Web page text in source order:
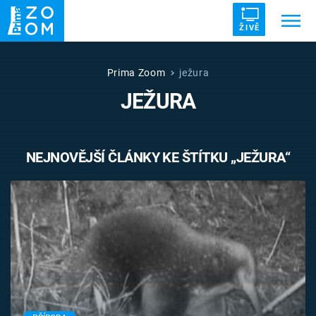
ŽIVĚ
UFO DRUHÁ SVĚTOVÁ VÁLKA
VETŘELCI DÁVNOVĚKU
Témata
Témata
Pořady
TV Program
Prima Zoom ježura
JEŽURA
NEJNOVĚJŠÍ ČLÁNKY KE ŠTÍTKU „JEŽURA“